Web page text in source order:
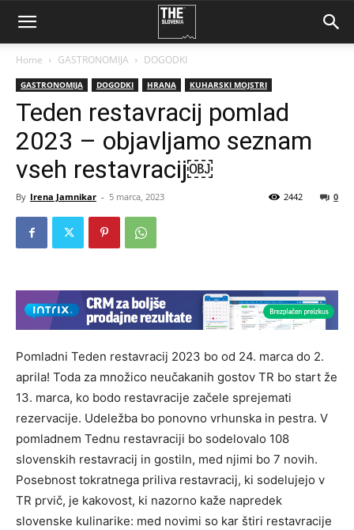
Home GASTRONOMIJA DOGODKI
GASTRONOMIJA DOGODKI HRANA KUHARSKI MOJSTRI
Teden restavracij pomlad
2023 – objavljamo seznam
vseh restavracij￼
By Irena Jamnikar - 5 marca, 2023 0
2442
Pomladni Teden restavracij 2023 bo od 24. marca do 2.
aprila! Toda za množico neučakanih gostov TR bo start že
13. marca, ko bodo restavracije začele sprejemati
rezervacije. Udeležba bo ponovno vrhunska in pestra. V
pomladnem Tednu restavraciji bo sodelovalo 108
slovenskih restavracij in gostiln, med njimi bo 7 novih.
Posebnost tokratnega priliva restavracij, ki sodelujejo v
TR prvič, je kakovost, ki nazorno kaže napredek
slovenske kulinarike: med novimi so kar štiri restavracije